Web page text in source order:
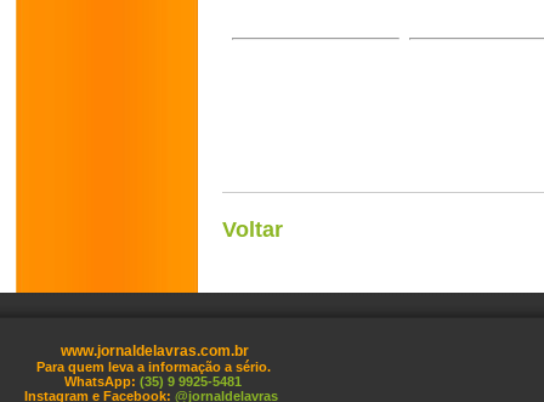
Voltar
www.jornaldelavras.com.br
Para quem leva a informação a sério.
WhatsApp: (35) 9 9925-5481
Instagram e Facebook: @jornaldelavras